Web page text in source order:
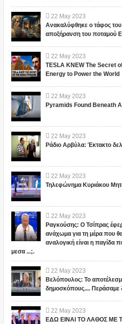
22 May 2023
Ανακαλύφθηκε ο τάφος του
αποξήρανση του ποταμού
22 May 2023
TESLA KNEW The Secret
Energy to Power the World
22 May 2023
Pyramids Found Beneath
22 May 2023
Ράδιο Αρβύλα: Έκτακτο
22 May 2023
Τηλεφώνημα Κυριάκου
22 May 2023
Ραγκούσης: Ο Τσίπρας
ανάχωμα για τη μέρα που
αναλογική είναι η παγίδα
μεσα ...;.
22 May 2023
Βελόπουλος: Το
δημοσκόπους.... Περάσαμε
22 May 2023
ΕΔΩ ΕΙΝΑΙ ΤΟ ΛΑΘΟΣ ΜΕ